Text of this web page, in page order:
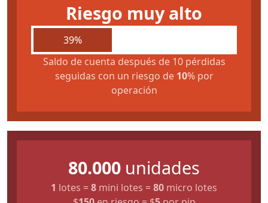
Riesgo muy alto
39%
Saldo de cuenta después de 10 pérdidas
seguidas con un riesgo de 10% por
operación
80.000 unidades
1 lotes =8 mini lotes =80 micro lotes